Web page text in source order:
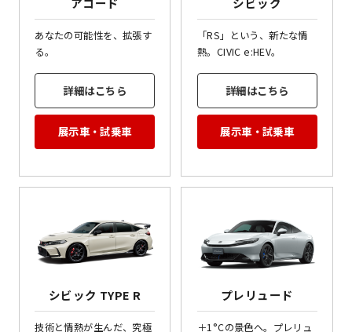
あなたの可能性を、拡張す
る。
詳細はこちら
展示車・試乗車
「RS」という、新たな情
熱。CIVIC e:HEV。
詳細はこちら
展示車・試乗車
シビック TYPE R
技術と情熱が生んだ、究極
プレリュード
＋1°Cの景色へ。プレリュ